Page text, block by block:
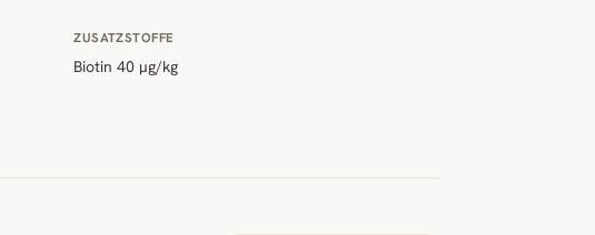
ZUSATZSTOFFE
Biotin 40 µg/kg